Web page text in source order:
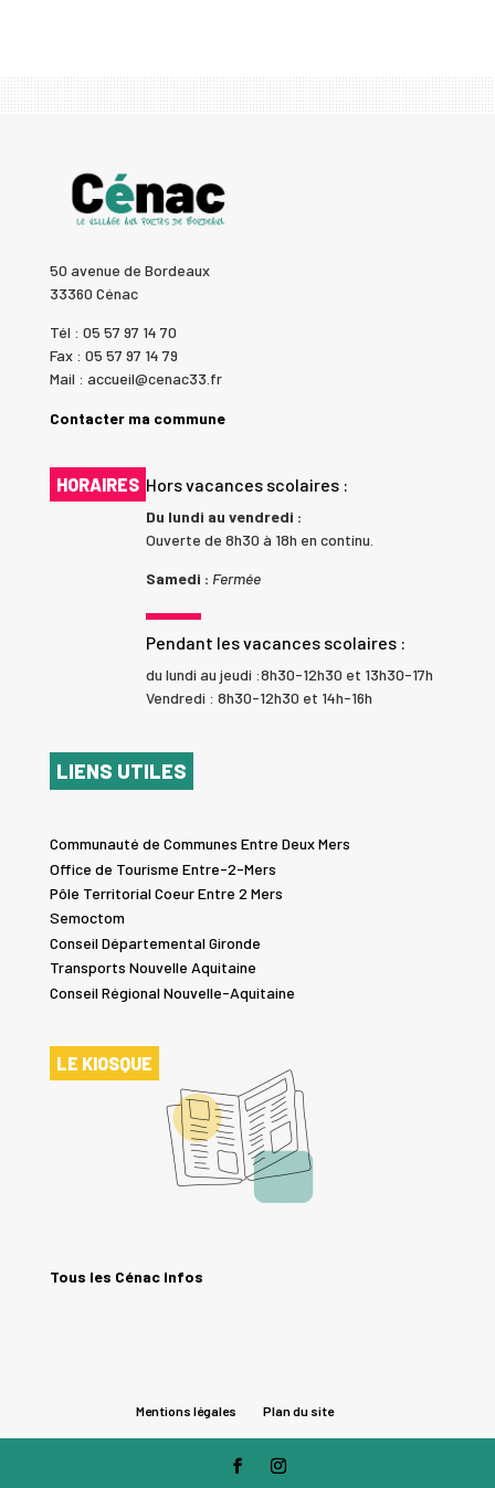
50 avenue de Bordeaux
33360 Cénac
Tél : 05 57 97 14 70
Fax : 05 57 97 14 79
Mail : accueil@cenac33.fr
Contacter ma commune
HORAIRES Hors vacances scolaires :
Du lundi au vendredi :
Ouverte de 8h30 à 18h en continu.
Samedi : Fermée
Pendant les vacances scolaires :
du lundi au jeudi :8h30-12h30 et 13h30-17h
Vendredi : 8h30-12h30 et 14h-16h
LIENS UTILES
Communauté de Communes Entre Deux Mers
Office de Tourisme Entre-2-Mers
Pôle Territorial Coeur Entre 2 Mers
Semoctom
Conseil Départemental Gironde
Transports Nouvelle Aquitaine
Conseil Régional Nouvelle-Aquitaine
LE KIOSQUE
Tous les Cénac Infos
Mentions légales Plan du site